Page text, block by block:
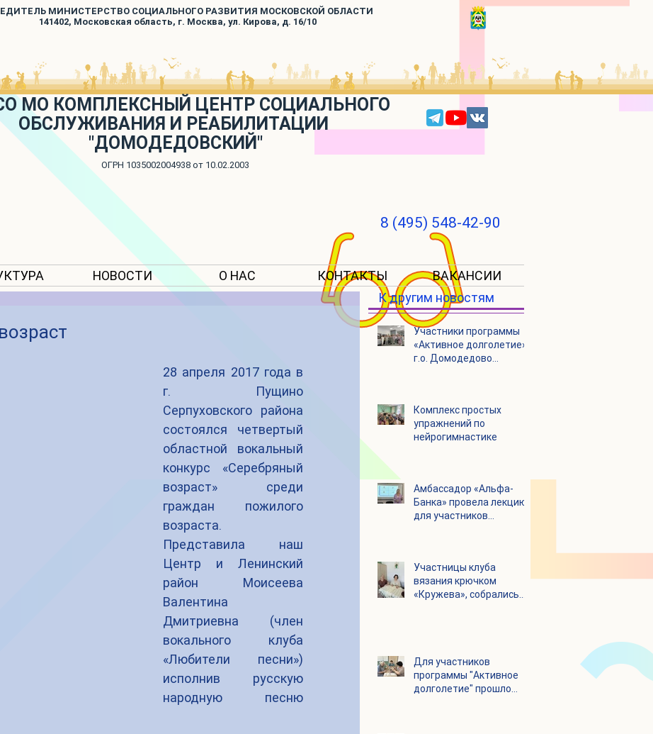
МИНИСТЕРСТВО СОЦИАЛЬНОГО РАЗВИТИЯ МОСКОВСКОЙ ОБЛАСТИ
141402, Московская область, г. Москва, ул. Кирова, д. 16/10
МО КОМПЛЕКСНЫЙ ЦЕНТР СОЦИАЛЬНОГО
ОБСЛУЖИВАНИЯ И РЕАБИЛИТАЦИИ
"ДОМОДЕДОВСКИЙ"
ОГРН 1035002004938 от 10.02.2003
8 (495) 548-42-90
НОВОСТИ О НАС КОНТАКТЫ ВАКАНСИИ
28 апреля 2017 года в
г. Пущино
Серпуховского района
состоялся четвертый
областной вокальный
конкурс «Серебряный
возраст» среди
граждан пожилого
возраста.
Представила наш
Центр и Ленинский
район Моисеева
Валентина
Дмитриевна (член
вокального клуба
«Любители песни»)
исполнив русскую
народную песню
К другим новостям
Участники программы
«Активное долголетие»
г.о. Домодедово
Комплекс простых
упражнений по
нейрогимнастике
Амбассадор «Альфа-
Банка» провела лекцию
для участников
Участницы клуба
вязания крючком
«Кружева», собрались
Для участников
программы "Активное
долголетие" прошло